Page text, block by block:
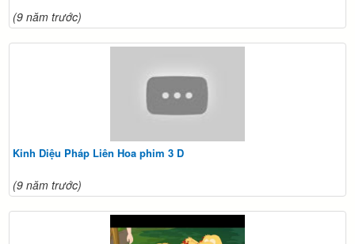
(9 năm trước)
Kinh Diệu Pháp Liên Hoa phim 3 D
(9 năm trước)